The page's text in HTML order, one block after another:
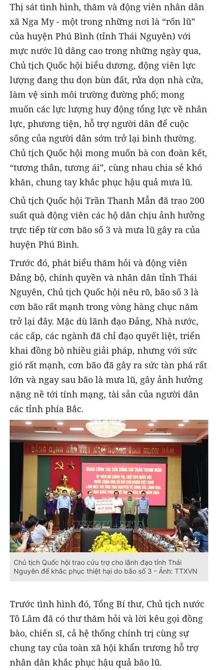
Thị sát tình hình, thăm và động viên nhân dân
xã Nga My - một trong những nơi là “rốn lũ”
của huyện Phú Bình (tỉnh Thái Nguyên) với
mực nước lũ dâng cao trong những ngày qua,
Chủ tịch Quốc hội biểu dương, động viên lực
lượng đang thu dọn bùn đất, rửa dọn nhà cửa,
làm vệ sinh môi trường đường phố; mong
muốn các lực lượng huy động tổng lực về nhân
lực, phương tiện, hỗ trợ người dân để cuộc
sống của người dân sớm trở lại bình thường.
Chủ tịch Quốc hội mong muốn bà con đoàn kết,
“tương thân, tương ái”, cùng nhau chia sẻ khó
khăn, chung tay khắc phục hậu quả mưa lũ.
Chủ tịch Quốc hội Trần Thanh Mẫn đã trao 200
suất quà động viên các hộ dân chịu ảnh hưởng
trực tiếp từ cơn bão số 3 và mưa lũ gây ra của
huyện Phú Bình.
Trước đó, phát biểu thăm hỏi và động viên
Đảng bộ, chính quyền và nhân dân tỉnh Thái
Nguyên, Chủ tịch Quốc hội nêu rõ, bão số 3 là
cơn bão rất mạnh trong vòng hàng chục năm
trở lại đây. Mặc dù lãnh đạo Đảng, Nhà nước,
các cấp, các ngành đã chỉ đạo quyết liệt, triển
khai đồng bộ nhiều giải pháp, nhưng với sức
gió rất mạnh, cơn bão đã gây ra sức tàn phá rất
lớn và ngay sau bão là mưa lũ, gây ảnh hưởng
nặng nề tới tính mạng, tài sản của người dân
các tỉnh phía Bắc.
Chủ tịch Quốc hội trao cứu trợ cho lãnh đạo tỉnh Thái
Nguyên để khắc phục thiệt hại do bão số 3 - Ảnh: TTXVN
Trước tình hình đó, Tổng Bí thư, Chủ tịch nước
Tô Lâm đã có thư thăm hỏi và lời kêu gọi đồng
bào, chiến sĩ, cả hệ thống chính trị cùng sự
chung tay của toàn xã hội khẩn trương hỗ trợ
nhân dân khắc phục hậu quả bão lũ.